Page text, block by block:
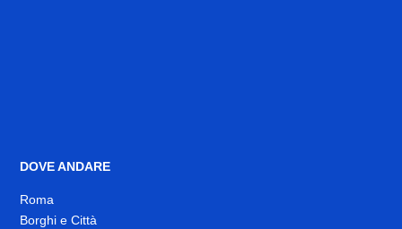
DOVE ANDARE
Roma
Borghi e Città